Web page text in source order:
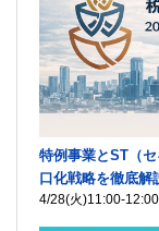
特例事業とST（
口化戦略を徹底解
4/28(火)11:00-12:00